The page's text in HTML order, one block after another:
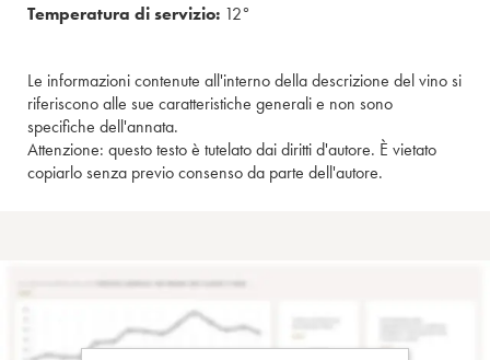
Temperatura di servizio: 12°
Le informazioni contenute all'interno della descrizione del vino si
riferiscono alle sue caratteristiche generali e non sono
specifiche dell'annata.
Attenzione: questo testo è tutelato dai diritti d'autore. È vietato
copiarlo senza previo consenso da parte dell'autore.